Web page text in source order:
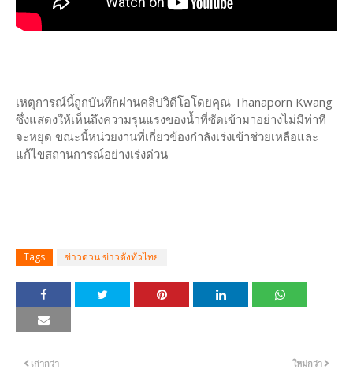
เหตุการณ์นี้ถูกบันทึกผ่านคลิปวิดีโอโดยคุณ Thanaporn Kwang
ซึ่งแสดงให้เห็นถึงความรุนแรงของน้ำที่ซัดเข้ามาอย่างไม่มีท่าที
จะหยุด ขณะนี้หน่วยงานที่เกี่ยวข้องกำลังเร่งเข้าช่วยเหลือและ
แก้ไขสถานการณ์อย่างเร่งด่วน
Tags ข่าวด่วน ข่าวดังทั่วไทย
ใหม่กว่า
เก่ากว่า